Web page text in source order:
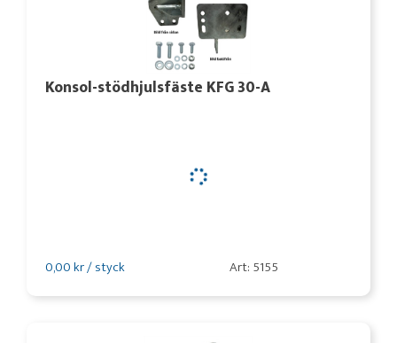
Konsol-stödhjulsfäste KFG 30-A
0,00 kr / styck Art: 5155